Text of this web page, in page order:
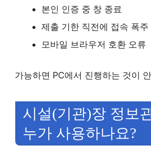
본인 인증 중 창 종료
제출 기한 직전에 접속 폭주
모바일 브라우저 호환 오류
가능하면 PC에서 진행하는 것이
시설(기관)장 정보
누가 사용하나요?